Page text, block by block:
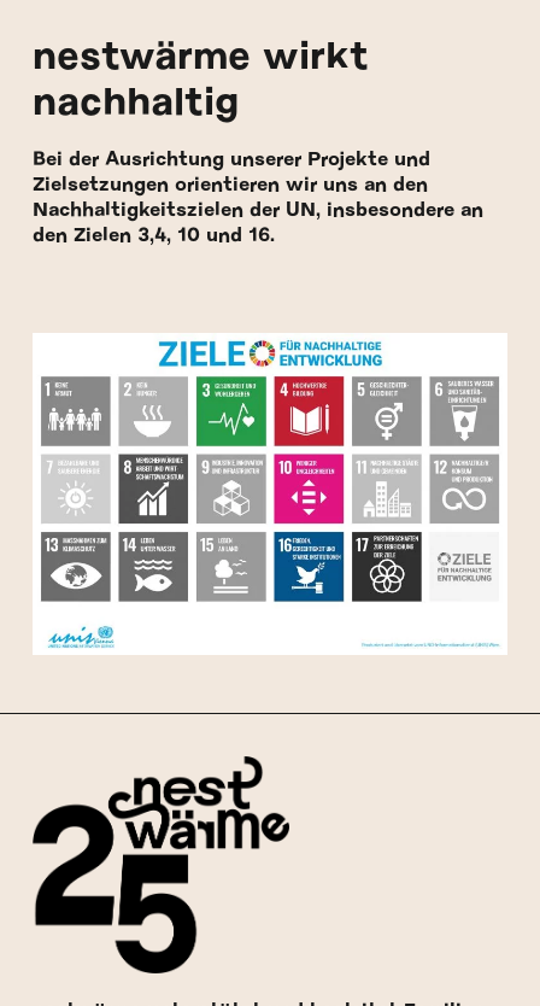
nestwärme wirkt
nachhaltig
Bei der Ausrichtung unserer Projekte und
Zielsetzungen orientieren wir uns an den
Nachhaltigkeitszielen der UN, insbesondere an
den Zielen 3,4, 10 und 16.